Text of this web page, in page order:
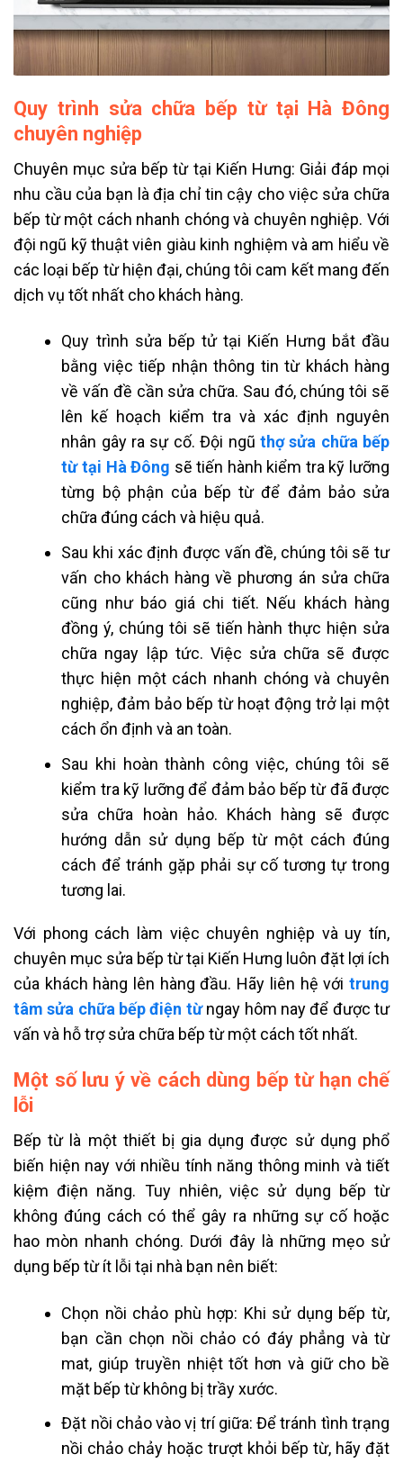
Quy trình sửa chữa bếp từ tại Hà Đông
chuyên nghiệp
Chuyên mục sửa bếp từ tại Kiến Hưng: Giải đáp mọi
nhu cầu của bạn là địa chỉ tin cậy cho việc sửa chữa
bếp từ một cách nhanh chóng và chuyên nghiệp. Với
đội ngũ kỹ thuật viên giàu kinh nghiệm và am hiểu về
các loại bếp từ hiện đại, chúng tôi cam kết mang đến
dịch vụ tốt nhất cho khách hàng.
Quy trình sửa bếp tử tại Kiến Hưng bắt đầu
bằng việc tiếp nhận thông tin từ khách hàng
về vấn đề cần sửa chữa. Sau đó, chúng tôi sẽ
lên kế hoạch kiểm tra và xác định nguyên
nhân gây ra sự cố. Đội ngũ thợ sửa chữa bếp
từ tại Hà Đông sẽ tiến hành kiểm tra kỹ lưỡng
từng bộ phận của bếp từ để đảm bảo sửa
chữa đúng cách và hiệu quả.
Sau khi xác định được vấn đề, chúng tôi sẽ tư
vấn cho khách hàng về phương án sửa chữa
cũng như báo giá chi tiết. Nếu khách hàng
đồng ý, chúng tôi sẽ tiến hành thực hiện sửa
chữa ngay lập tức. Việc sửa chữa sẽ được
thực hiện một cách nhanh chóng và chuyên
nghiệp, đảm bảo bếp từ hoạt động trở lại một
cách ổn định và an toàn.
Sau khi hoàn thành công việc, chúng tôi sẽ
kiểm tra kỹ lưỡng để đảm bảo bếp từ đã được
sửa chữa hoàn hảo. Khách hàng sẽ được
hướng dẫn sử dụng bếp từ một cách đúng
cách để tránh gặp phải sự cố tương tự trong
tương lai.
Với phong cách làm việc chuyên nghiệp và uy tín,
chuyên mục sửa bếp từ tại Kiến Hưng luôn đặt lợi ích
của khách hàng lên hàng đầu. Hãy liên hệ với trung
tâm sửa chữa bếp điện từ​ ngay hôm nay để được tư
vấn và hỗ trợ sửa chữa bếp từ một cách tốt nhất.
Một số lưu ý về cách dùng bếp từ hạn chế
lỗi
Bếp từ là một thiết bị gia dụng được sử dụng phổ
biến hiện nay với nhiều tính năng thông minh và tiết
kiệm điện năng. Tuy nhiên, việc sử dụng bếp từ
không đúng cách có thể gây ra những sự cố hoặc
hao mòn nhanh chóng. Dưới đây là những mẹo sử
dụng bếp từ ít lỗi tại nhà bạn nên biết:
Chọn nồi chảo phù hợp: Khi sử dụng bếp từ,
bạn cần chọn nồi chảo có đáy phẳng và từ
mat, giúp truyền nhiệt tốt hơn và giữ cho bề
mặt bếp từ không bị trầy xước.
Đặt nồi chảo vào vị trí giữa: Để tránh tình trạng
nồi chảo chảy hoặc trượt khỏi bếp từ, hãy đặt